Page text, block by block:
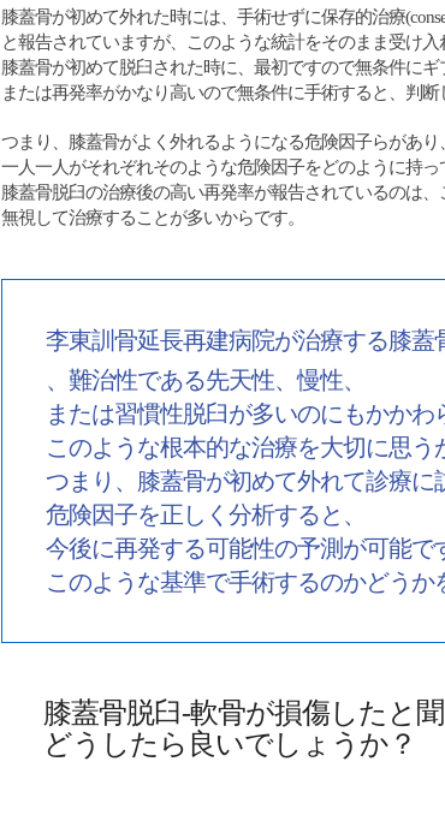
膝蓋骨が初めて外れた時には、手術せずに保存的治療
と報告されていますが、このような統計をそのまま受け入
膝蓋骨が初めて脱臼された時に、最初ですので無条件にギ
または再発率がかなり高いので無条件に手術すると、判断
つまり、膝蓋骨がよく外れるようになる危険因子らがあり、
一人一人がそれぞれそのような危険因子をどのように持
膝蓋骨脱臼の治療後の高い再発率が報告されているのは、
無視して治療することが多いからです。
李東訓骨延長再建病院が治療する膝蓋
、難治性である先天性、慢性、
または習慣性脱臼が多いのにもかかわ
このような根本的な治療を大切に思う
つまり、膝蓋骨が初めて外れて診療に
危険因子を正しく分析すると、
今後に再発する可能性の予測が可能で
このような基準で手術するのかどうか
膝蓋骨脱臼‐軟骨が損傷したと
どうしたら良いでしょうか？